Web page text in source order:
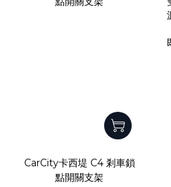
CarCity卡西堤 C4 剎車鎖
點開關支架